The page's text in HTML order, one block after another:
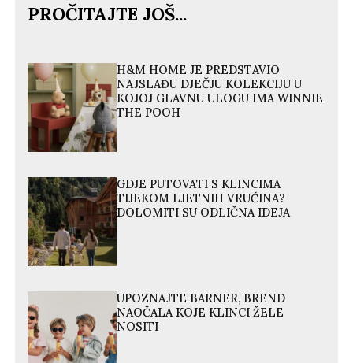
PROČITAJTE JOŠ...
H&M HOME JE PREDSTAVIO
NAJSLAĐU DJEČJU KOLEKCIJU U
KOJOJ GLAVNU ULOGU IMA WINNIE
THE POOH
GDJE PUTOVATI S KLINCIMA
TIJEKOM LJETNIH VRUĆINA?
DOLOMITI SU ODLIČNA IDEJA
UPOZNAJTE BARNER, BREND
NAOČALA KOJE KLINCI ŽELE
NOSITI